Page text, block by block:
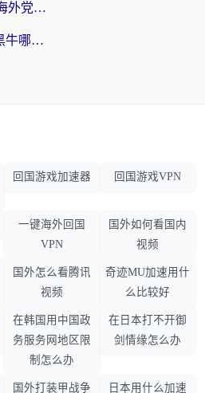
雷神手游和快喵好用吗？海外党亲测5款回国加速器，附斧牛Bling对比+微信视频号解决办法
海外党纠结ChickCN和小黑牛哪个好？一篇帮你选对回国加速器的实用指南
回国游戏加速器 回国游戏VPN
一键海外回国
VPN
国外如何看国内
视频
国外怎么看腾讯
视频
奇迹MU加速用什
么比较好
在韩国用中国政
务服务网地区限
制怎么办
在日本打不开御
剑情缘怎么办
国外打装甲战争 日本用什么加速